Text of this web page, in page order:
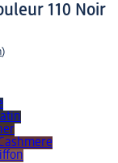
110 Noir
)